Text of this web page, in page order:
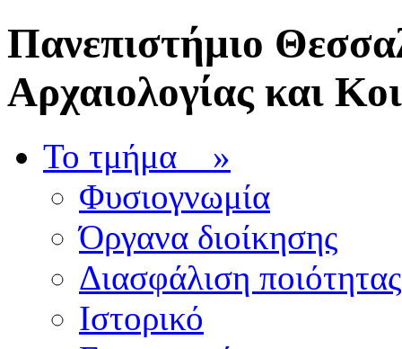
Πανεπιστήμιο
Αρχαιολογίας και
Το τμήμα »
Φυσιογνωμία
Όργανα διοίκησης
Διασφάλιση ποιότητας
Ιστορικό